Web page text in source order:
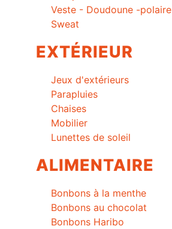
Veste - Doudoune -polaire
Sweat
EXTÉRIEUR
Jeux d'extérieurs
Parapluies
Chaises
Mobilier
Lunettes de soleil
ALIMENTAIRE
Bonbons à la menthe
Bonbons au chocolat
Bonbons Haribo